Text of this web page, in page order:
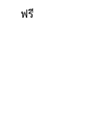
ฟรี